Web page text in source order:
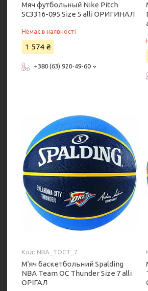
Мяч футбольный Nike Pitch
SC3316-095 Size 5 alli ОРИГИНАЛ
Немає в наявності
1 574 ₴
+380 (63) 920-49-60
NBA_TOCT_7
М'яч баскетбольний Spalding
NBA Team OC Thunder Size 7 alli
ОРІГАЛ